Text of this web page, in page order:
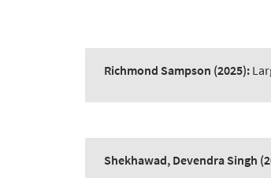
Richmond Sampson (2025):
Shekhawad, Devendra Singh